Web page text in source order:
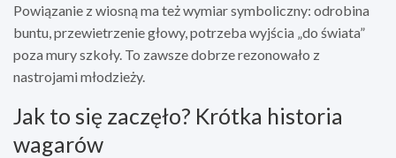
Powiązanie z wiosną ma też wymiar symboliczny: odrobina
buntu, przewietrzenie głowy, potrzeba wyjścia „do świata”
poza mury szkoły. To zawsze dobrze rezonowało z
nastrojami młodzieży.
Jak to się zaczęło? Krótka historia
wagarów